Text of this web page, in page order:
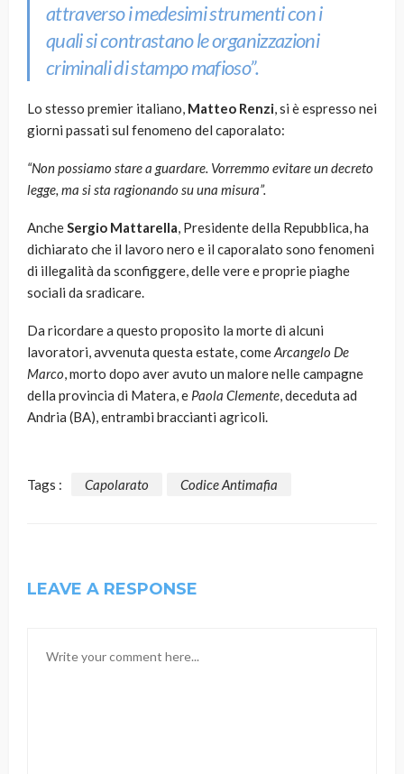
attraverso i medesimi strumenti con i
quali si contrastano le organizzazioni
criminali di stampo mafioso”.
Lo stesso premier italiano, Matteo Renzi, si è espresso nei
giorni passati sul fenomeno del caporalato:
“Non possiamo stare a guardare. Vorremmo evitare un decreto
legge, ma si sta ragionando su una misura”.
AncheSergio Mattarella, Presidente della Repubblica, ha
dichiarato che il lavoro nero e il caporalato sono fenomeni
di illegalità da sconfiggere, delle vere e proprie piaghe
sociali da sradicare.
Da ricordare a questo proposito la morte di alcuni
lavoratori, avvenuta questa estate, comeArcangelo De
Marco, morto dopo aver avuto un malore nelle campagne
della provincia di Matera, e Paola Clemente, deceduta ad
Andria (BA), entrambi braccianti agricoli.
Tags : Capolarato Codice Antimafia
LEAVE A RESPONSE